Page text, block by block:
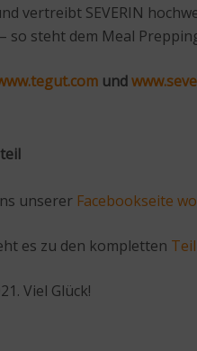
vertreibt SEVERIN
so steht dem Meal
und
unserer Facebookseite
es zu den kompletten
Viel Glück!